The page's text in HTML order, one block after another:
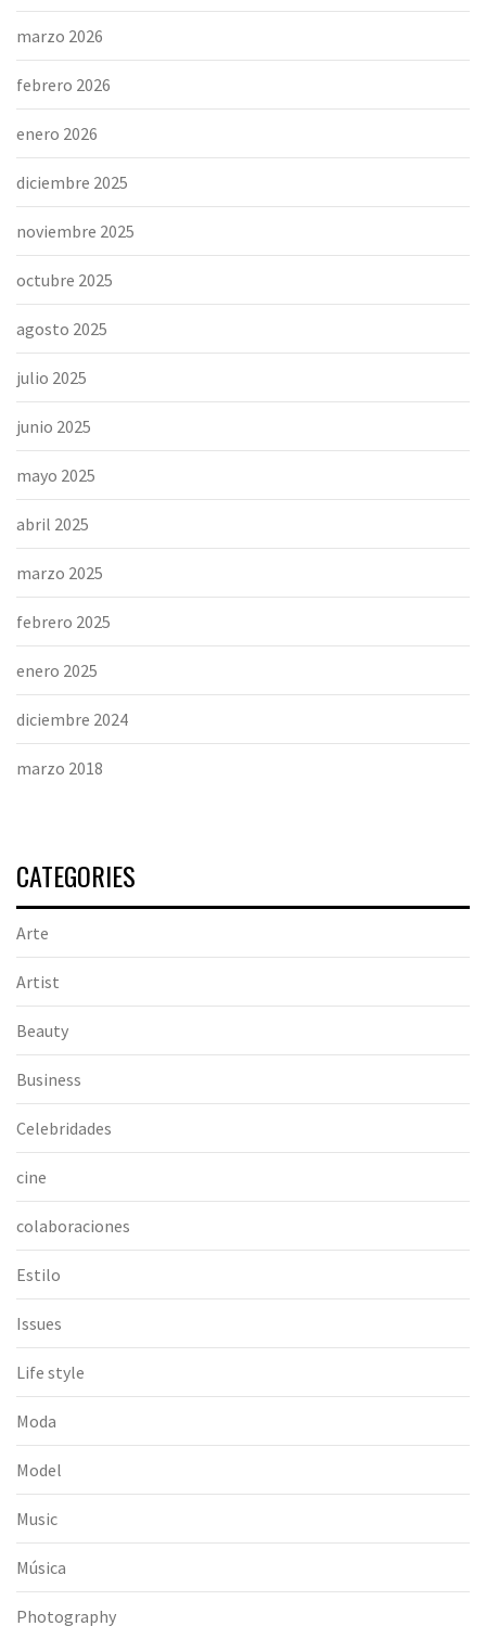
marzo 2026
febrero 2026
enero 2026
diciembre 2025
noviembre 2025
octubre 2025
agosto 2025
julio 2025
junio 2025
mayo 2025
abril 2025
marzo 2025
febrero 2025
enero 2025
diciembre 2024
marzo 2018
CATEGORIES
Arte
Artist
Beauty
Business
Celebridades
cine
colaboraciones
Estilo
Issues
Life style
Moda
Model
Music
Música
Photography